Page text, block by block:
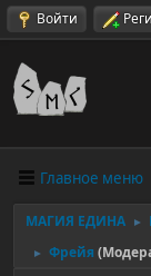
Войти
Главное меню
МАГИЯ ЕДИНА ►
► Фрейя